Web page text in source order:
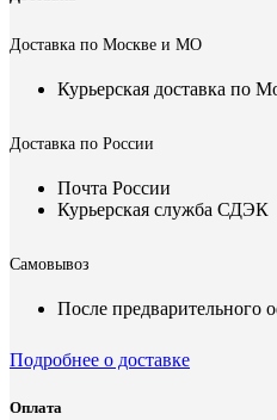
Доставка по Москве и МО
Курьерская доставка по
Доставка по России
Почта России
Курьерская служба СДЭК
Самовывоз
После предварительного
Подробнее о доставке
Оплата